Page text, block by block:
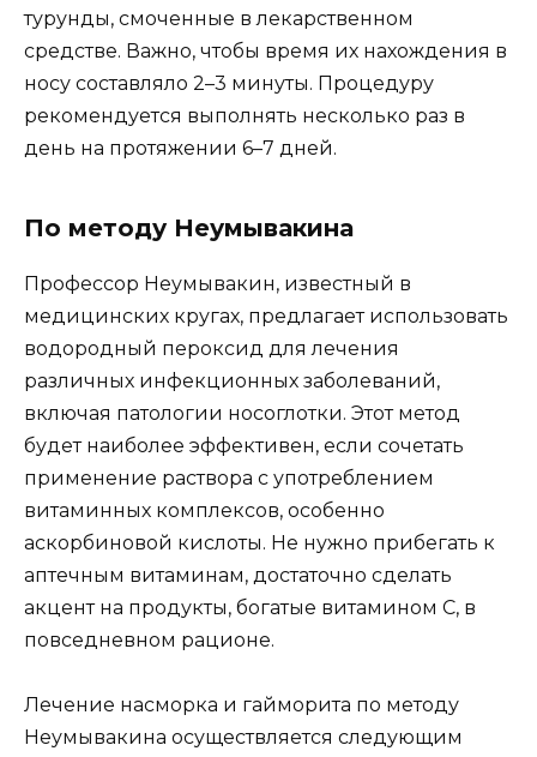
турунды, смоченные в лекарственном
средстве. Важно, чтобы время их нахождения в
носу составляло 2–3 минуты. Процедуру
рекомендуется выполнять несколько раз в
день на протяжении 6–7 дней.
По методу Неумывакина
Профессор Неумывакин, известный в
медицинских кругах, предлагает использовать
водородный пероксид для лечения
различных инфекционных заболеваний,
включая патологии носоглотки. Этот метод
будет наиболее эффективен, если сочетать
применение раствора с употреблением
витаминных комплексов, особенно
аскорбиновой кислоты. Не нужно прибегать к
аптечным витаминам, достаточно сделать
акцент на продукты, богатые витамином C, в
повседневном рационе.
Лечение насморка и гайморита по методу
Неумывакина осуществляется следующим